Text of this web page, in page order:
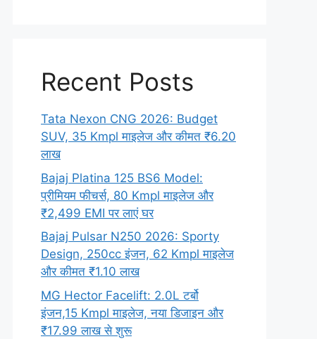
Recent Posts
Tata Nexon CNG 2026: Budget
SUV, 35 Kmpl माइलेज और कीमत ₹6.20
लाख
Bajaj Platina 125 BS6 Model:
प्रीमियम फीचर्स, 80 Kmpl माइलेज और
₹2,499 EMI पर लाएं घर
Bajaj Pulsar N250 2026: Sporty
Design, 250cc इंजन, 62 Kmpl माइलेज
और कीमत ₹1.10 लाख
MG Hector Facelift: 2.0L टर्बो
इंजन,15 Kmpl माइलेज, नया डिजाइन और
₹17.99 लाख से शुरू